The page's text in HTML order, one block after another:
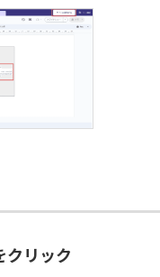
クリック